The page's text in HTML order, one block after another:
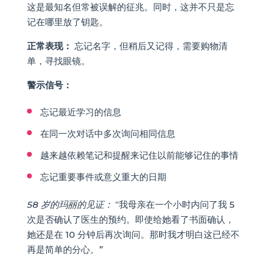
这是最知名但常被误解的征兆。同时，这并不只是忘
记在哪里放了钥匙。
正常表现： 忘记名字，但稍后又记得，需要购物清
单，寻找眼镜。
警示信号：
忘记最近学习的信息
在同一次对话中多次询问相同信息
越来越依赖笔记和提醒来记住以前能够记住的事情
忘记重要事件或意义重大的日期
58 岁的玛丽的见证： “我母亲在一个小时内问了我 5
次是否确认了医生的预约。即使给她看了书面确认，
她还是在 10 分钟后再次询问。那时我才明白这已经不
再是简单的分心。”